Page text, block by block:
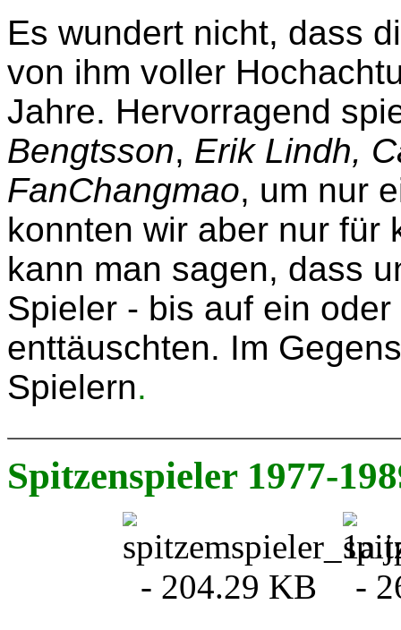
Es wundert nicht, dass
von ihm voller
Jahre. Hervorragend
Bengtsson, Erik Lindh,
FanChangmao, um nur
konnten wir aber nur für
kann man sagen, dass
Spieler - bis auf ein
enttäuschten. Im
Spielern.
Spitzenspieler 1977-